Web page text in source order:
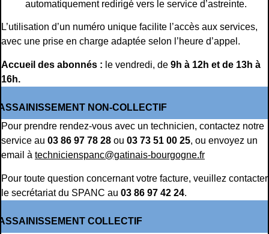
automatiquement redirigé vers le service d’astreinte.
L’utilisation d’un numéro unique facilite l’accès aux services,
avec une prise en charge adaptée selon l’heure d’appel.
Accueil des abonnés : le vendredi, de 9h à 12h et de 13h à
16h.
NON-COLLECTIF
Pour prendre rendez-vous avec un technicien, contactez notre
service au 03 86 97 78 28 ou 03 73 51 00 25, ou envoyez un
email à technicienspanc@gatinais-bourgogne.fr
Pour toute question concernant votre facture, veuillez contacter
le secrétariat du SPANC au 03 86 97 42 24.
COLLECTIF